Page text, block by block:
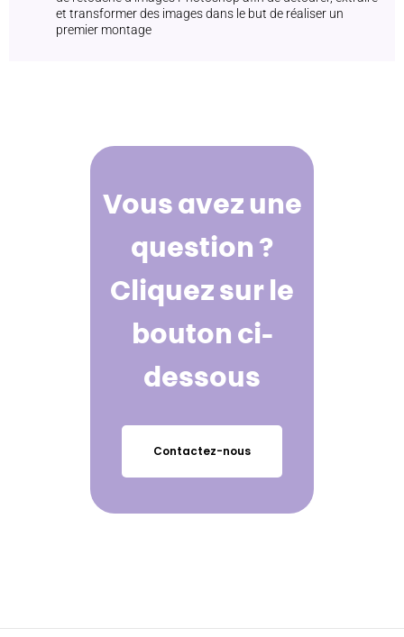
et transformer des images dans le but de réaliser un
premier montage
Vous avez une
question ?
Cliquez sur le
bouton ci-
dessous
Contactez-nous